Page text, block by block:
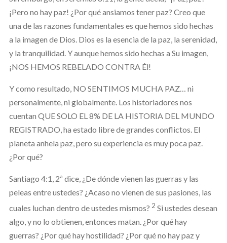
¡Pero no hay paz! ¿Por qué ansiamos tener paz? Creo que
una de las razones fundamentales es que hemos sido hechas
a la imagen de Dios. Dios es la esencia de la paz, la serenidad,
y la tranquilidad. Y aunque hemos sido hechas a Su imagen,
¡NOS HEMOS REBELADO CONTRA Él!
Y como resultado, NO SENTIMOS MUCHA PAZ… ni
personalmente, ni globalmente. Los historiadores nos
cuentan QUE SOLO EL 8% DE LA HISTORIA DEL MUNDO
REGISTRADO, ha estado libre de grandes conflictos. El
planeta anhela paz, pero su experiencia es muy poca paz.
¿Por qué?
Santiago 4:1, 2ª dice, ¿De dónde vienen las guerras y las
peleas entre ustedes? ¿Acaso no vienen de sus pasiones, las
cuales luchan dentro de ustedes mismos? 2 Si ustedes desean
algo, y no lo obtienen, entonces matan. ¿Por qué hay
guerras? ¿Por qué hay hostilidad? ¿Por qué no hay paz y